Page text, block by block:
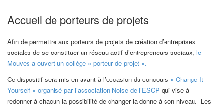
Accueil de porteurs de projets
Afin de permettre aux porteurs de projets de création d’entreprises
sociales de se constituer un réseau actif d’entrepreneurs sociaux, le
Mouves a ouvert un collège « porteur de projet ».
Ce dispositif sera mis en avant à l’occasion du concours « Change It
Yourself » organisé par l’association Noise de l’ESCP qui vise à
redonner à chacun la possibilité de changer la donne à son niveau. Les